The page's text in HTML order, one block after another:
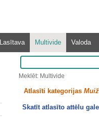
Lasītava Multivide Valoda
Meklēt: Multivide
Atlasīti kategorijas
Skatīt atlasīto attēlu